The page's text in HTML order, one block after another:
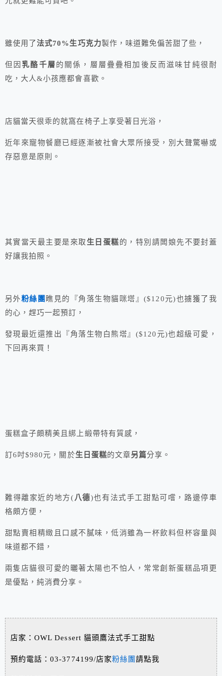
雖使用了法式70%生巧克力製作，味道難免偏苦甜了些，
但因乳酪千層 的關係，層層疊疊相加後反而滋味甘純很耐
吃，大人&小孩應都會喜歡。
店貓當天很乖的就窩在椅子上享受著日光浴，
近年來寵物餐廳已經逐漸被社會大眾所接受，別大聲驚嚇或
存惡意是原則。
其實當天最主要是來取 生日蛋糕的，特別請闆娘先不要封蓋
好讓我拍照。
另外粉絲團 瞧見的『角落生物貓咪塔』($120元)也擄獲了我
的心，趕巧一起預訂，
發現最近還推出『角落生物白熊塔』($120元)也超級可愛，
下回再來買！
蛋糕盒子頗精美且綁上緞帶特有質感，
訂6吋$980元，關於生日蛋糕的文章另篇分享。
難得離家近的地方(八德)也有法式手工甜點可嚐，路邊停車
格頗方便，
甜點賣相精緻且口感不膩味，低消雖為一杯飲料但杯容量與
味道都不錯，
兩隻店貓很可愛的曬著太陽也不怕人，常常創新蛋糕品項更
是優點，純消費分享。
店家：OWL Dessert 貓頭鷹法式手工甜點
預約電話：03-3774199/店家粉絲團請點我